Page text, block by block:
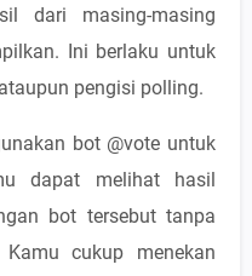
dari masing-masing
Ini berlaku untuk
pengisi polling.
bot @vote untuk
dapat melihat hasil
bot tersebut tanpa
cukup menekan